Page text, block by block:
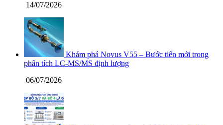
14/07/2026
Khám phá Novus V55 – Bước tiến mới trong
phân tích LC-MS/MS định lượng
06/07/2026